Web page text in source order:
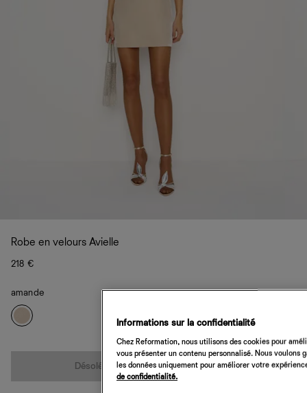
Robe en velours Avielle
218 €
amande
Désolé, cet article n’est pas disponible
Informations sur la confidentialité
Chez Reformation, nous utilisons des cookies pour
vous présenter un contenu personnalisé. Nous
les données uniquement pour améliorer votre
de confidentialité.